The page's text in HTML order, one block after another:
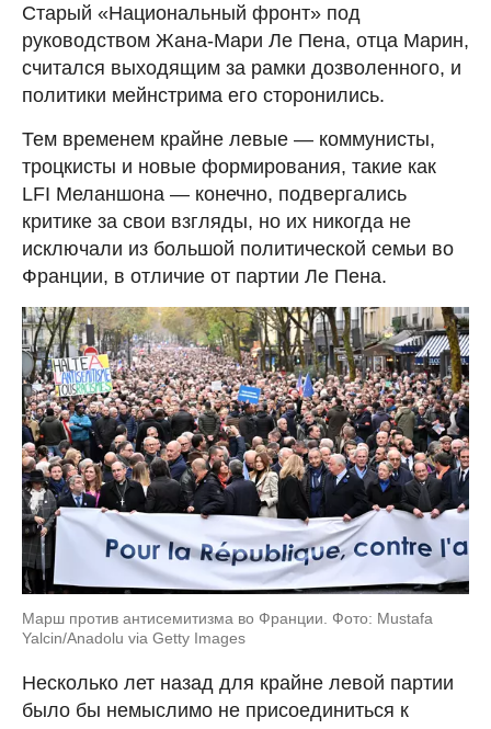
Старый «Национальный фронт» под
руководством Жана-Мари Ле Пена, отца Марин,
считался выходящим за рамки дозволенного, и
политики мейнстрима его сторонились.
Тем временем крайне левые — коммунисты,
троцкисты и новые формирования, такие как
LFI Меланшона — конечно, подвергались
критике за свои взгляды, но их никогда не
исключали из большой политической семьи во
Франции, в отличие от партии Ле Пена.
Марш против антисемитизма во Франции. Фото: Mustafa
Yalcin/Anadolu via Getty Images
Несколько лет назад для крайне левой партии
было бы немыслимо не присоединиться к